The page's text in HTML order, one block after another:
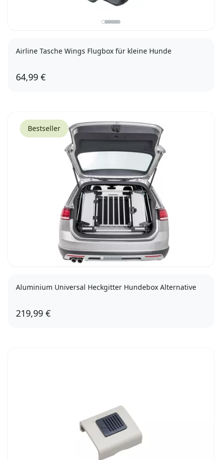
Airline Tasche Wings Flugbox für kleine Hunde
64,99 €
Bestseller
Aluminium Universal Heckgitter Hundebox Alternative
219,99 €